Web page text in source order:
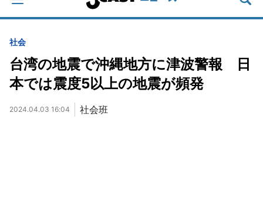
社会
台湾の地震で沖縄地方に津波警報 日
本では震度5以上の地震が頻発
2024.04.03 16:04 社会班